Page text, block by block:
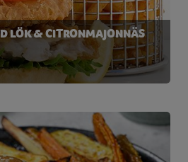
LÖK & CITRONMAJONNÄS